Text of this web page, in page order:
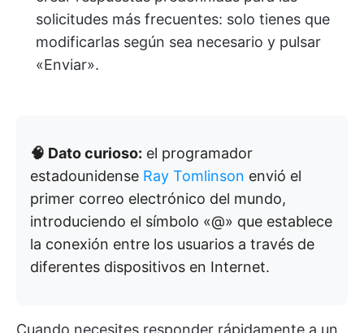
solicitudes más frecuentes: solo tienes que
modificarlas según sea necesario y pulsar
«Enviar».
🧠 Dato curioso: el programador
estadounidense Ray Tomlinson envió el
primer correo electrónico del mundo,
introduciendo el símbolo «@» que establece
la conexión entre los usuarios a través de
diferentes dispositivos en Internet.
Cuando necesites responder rápidamente a un